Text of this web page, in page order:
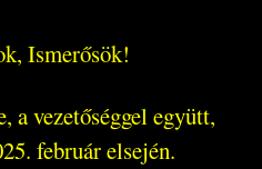
Ismerősök!
a vezetőséggel együtt,
február elsején.